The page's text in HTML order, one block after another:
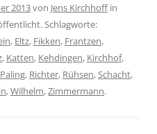
2013von Jens Kirchhoffin
Schlagworte:
, Eltz, Fikken, Frantzen,
, Katten, Kehdingen, Kirchhof,
Paling, Richter, Rühsen,Schacht,
,Wilhelm,Zimmermann.